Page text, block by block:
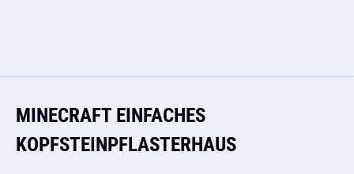
MINECRAFT EINFACHES
KOPFSTEINPFLASTERHAUS